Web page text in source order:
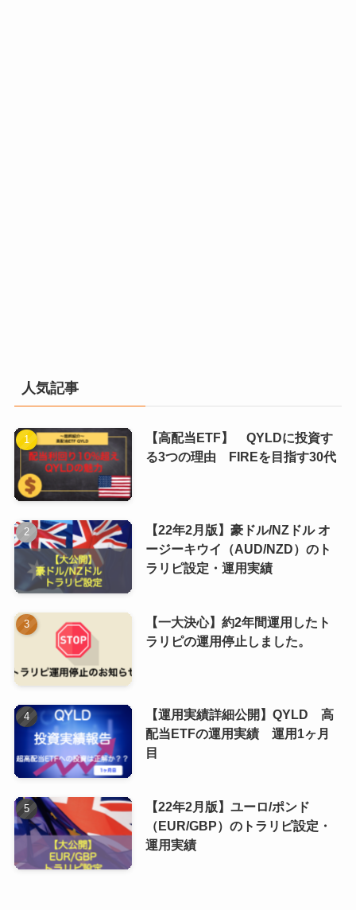
人気記事
【高配当ETF】 QYLDに投資す
る3つの理由 FIREを目指す30代
【22年2月版】豪ドル/NZドル オ
ージーキウイ（AUD/NZD）のト
ラリピ設定・運用実績
【一大決心】約2年間運用したト
ラリピの運用停止しました。
【運用実績詳細公開】QYLD 高
配当ETFの運用実績 運用1ヶ月
目
【22年2月版】ユーロ/ポンド
（EUR/GBP）のトラリピ設定・
運用実績